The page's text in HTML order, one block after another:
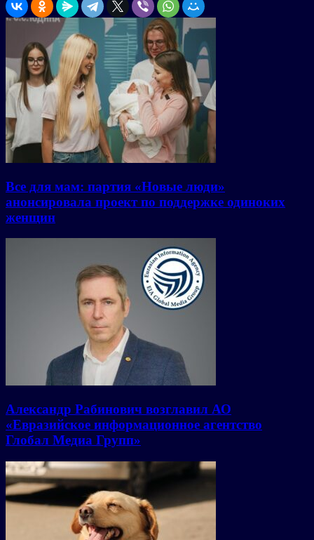
Все для мам: партия «Новые люди»
анонсировала проект по поддержке одиноких
женщин
Александр Рабинович возглавил АО
«Евразийское информационное агентство
Глобал Медиа Групп»